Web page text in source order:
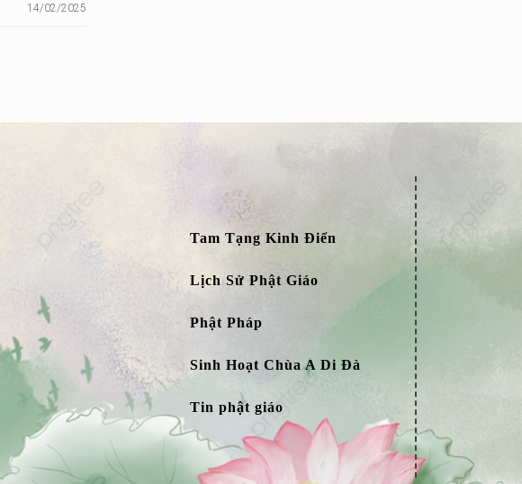
14/02/2025
Tam Tạng Kinh Điển
Lịch Sử Phật Giáo
Phật Pháp
Sinh Hoạt Chùa A Di Đà
Tin phật giáo